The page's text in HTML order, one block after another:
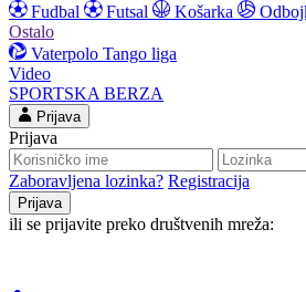
Fudbal
Futsal Košarka
Ostalo
Vaterpolo Tango liga
Video
SPORTSKA BERZA
Prijava
Prijava
Zaboravljena lozinka? Registracija
ili se prijavite preko društvenih mreža: